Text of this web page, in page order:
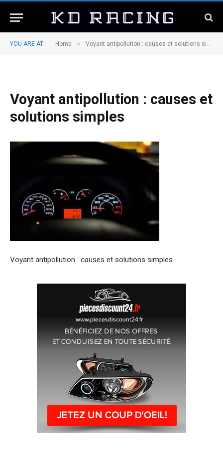
YOU ARE AT: Home » Voyant antipollution : causes et solutions simples
Voyant antipollution : causes et
solutions simples
Voyant antipollution : causes et solutions simples